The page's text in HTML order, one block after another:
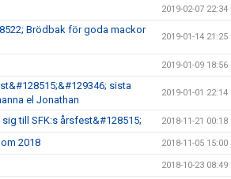
2019-02-07 22:34
Brödbak för goda mackor
2019-01-14 21:25
2019-01-09 18:56
sista
el Jonathan
2019-01-01 22:14
till SFK:s årsfest&#128515; 2018-11-21 00:18
2018 2018-11-05 15:00
2018-10-23 08:49